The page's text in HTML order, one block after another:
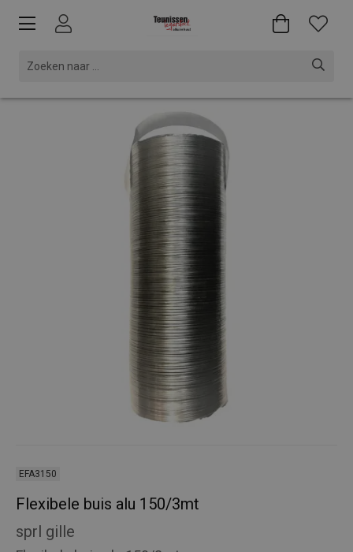
EFA3150
Flexibele buis alu 150/3mt
sprl gille